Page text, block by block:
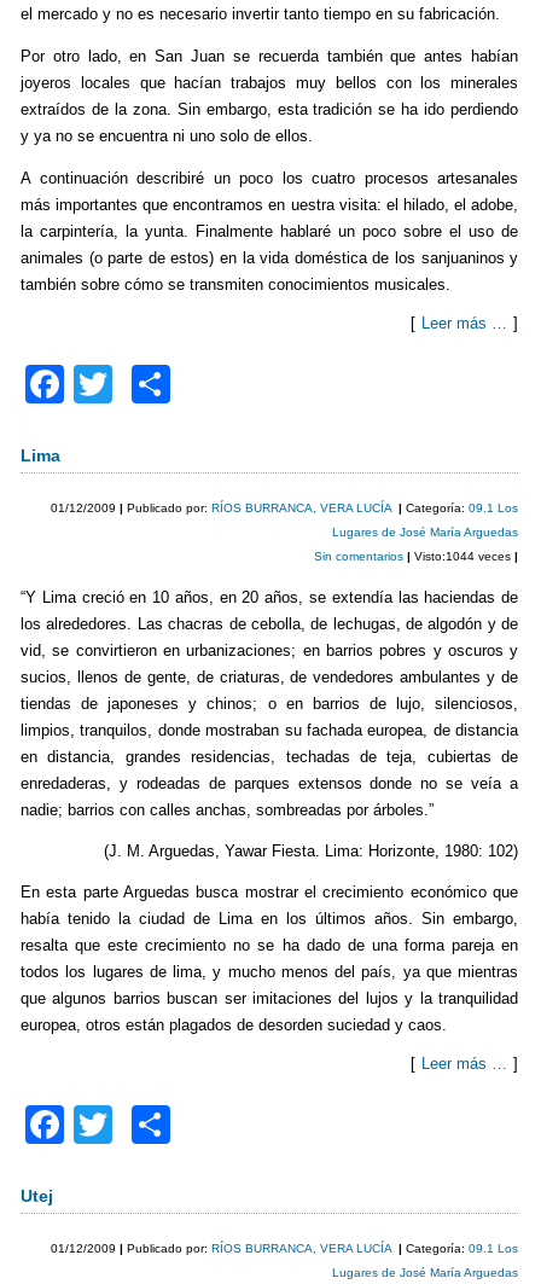
el mercado y no es necesario invertir tanto tiempo en su fabricación.
Por otro lado, en San Juan se recuerda también que antes habían
joyeros locales que hacían trabajos muy bellos con los minerales
extraídos de la zona. Sin embargo, esta tradición se ha ido perdiendo
y ya no se encuentra ni uno solo de ellos.
A continuación describiré un poco los cuatro procesos artesanales
más importantes que encontramos en uestra visita: el hilado, el adobe,
la carpintería, la yunta. Finalmente hablaré un poco sobre el uso de
animales (o parte de estos) en la vida doméstica de los sanjuaninos y
también sobre cómo se transmiten conocimientos musicales.
[ Leer más … ]
F
c
e
o
k
T
tt
er
m
p
Lima
01/12/2009 | Publicado por:RÍOS BURRANCA, VERA LUCÍA |Categoría:09.1 Los
Lugares de José María Arguedas
Sin comentarios| Visto:1044 veces|
“Y Lima creció en 10 años, en 20 años, se extendía las haciendas de
los alrededores. Las chacras de cebolla, de lechugas, de algodón y de
vid, se convirtieron en urbanizaciones; en barrios pobres y oscuros y
sucios, llenos de gente, de criaturas, de vendedores ambulantes y de
tiendas de japoneses y chinos; o en barrios de lujo, silenciosos,
limpios, tranquilos, donde mostraban su fachada europea, de distancia
en distancia, grandes residencias, techadas de teja, cubiertas de
enredaderas, y rodeadas de parques extensos donde no se veía a
nadie; barrios con calles anchas, sombreadas por árboles.”
(J. M. Arguedas, Yawar Fiesta. Lima: Horizonte, 1980: 102)
En esta parte Arguedas busca mostrar el crecimiento económico que
había tenido la ciudad de Lima en los últimos años. Sin embargo,
resalta que este crecimiento no se ha dado de una forma pareja en
todos los lugares de lima, y mucho menos del país, ya que mientras
que algunos barrios buscan ser imitaciones del lujos y la tranquilidad
europea, otros están plagados de desorden suciedad y caos.
[ Leer más … ]
F
c
e
T
tt
er
m
p
Utej
01/12/2009 | Publicado por:RÍOS BURRANCA, VERA LUCÍA |Categoría:09.1 Los
Lugares de José María Arguedas